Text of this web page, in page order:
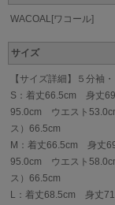
WACOAL[ワコール]
サイズ
【サイズ詳細】５分袖
S：着丈66.5cm 身丈
95.0cm ウエスト
ス）66.5cm
M：着丈66.5cm 身丈
95.0cm ウエスト
ス）66.5cm
L：着丈68.5cm 身丈